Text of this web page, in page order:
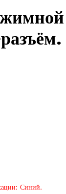
Синий.